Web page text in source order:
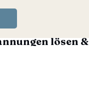
FLOW YOGA
lösen &